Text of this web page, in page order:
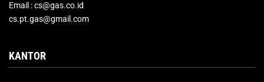
Email : cs@gas.co.id
cs.pt.gas@gmail.com
KANTOR